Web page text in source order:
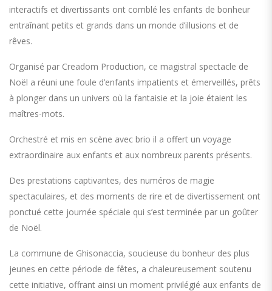
interactifs et divertissants ont comblé les enfants de bonheur
entraînant petits et grands dans un monde d’illusions et de
rêves.
Organisé par Creadom Production, ce magistral spectacle de
Noël a réuni une foule d’enfants impatients et émerveillés, prêts
à plonger dans un univers où la fantaisie et la joie étaient les
maîtres-mots.
Orchestré et mis en scène avec brio il a offert un voyage
extraordinaire aux enfants et aux nombreux parents présents.
Des prestations captivantes, des numéros de magie
spectaculaires, et des moments de rire et de divertissement ont
ponctué cette journée spéciale qui s’est terminée par un goûter
de Noël.
La commune de Ghisonaccia, soucieuse du bonheur des plus
jeunes en cette période de fêtes, a chaleureusement soutenu
cette initiative, offrant ainsi un moment privilégié aux enfants de